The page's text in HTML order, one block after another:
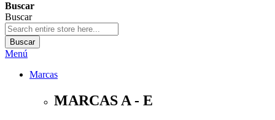
Buscar
Buscar
Buscar
Menú
Marcas
MARCAS A - E